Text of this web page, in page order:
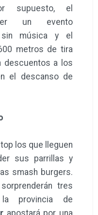
supuesto, el
un evento
música y el
metros de tira
descuentos a los
el descanso de
los que lleguen
sus parrillas y
smash burgers.
tres
la provincia de
apostará por una